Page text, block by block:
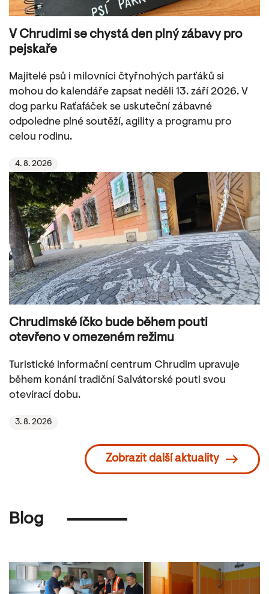
V Chrudimi se chystá den plný zábavy pro
pejskaře
Majitelé psů i milovníci čtyřnohých parťáků si
mohou do kalendáře zapsat neděli 13. září 2026. V
dog parku Raťafáček se uskuteční zábavné
odpoledne plné soutěží, agility a programu pro
celou rodinu.
4. 8. 2026
Chrudimské íčko bude během pouti
otevřeno v omezeném režimu
Turistické informační centrum Chrudim upravuje
během konání tradiční Salvátorské pouti svou
otevírací dobu.
3. 8. 2026
Zobrazit další aktuality
Blog